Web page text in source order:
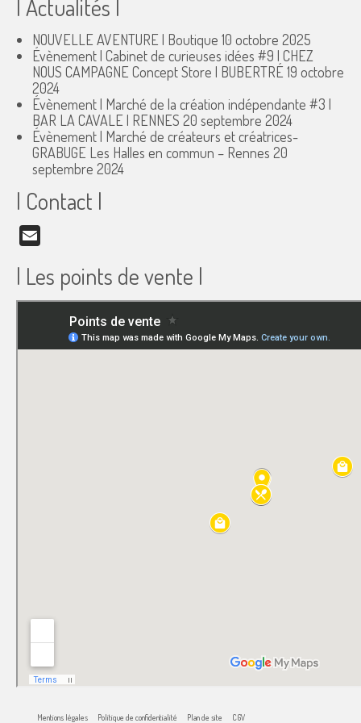
| Actualités |
NOUVELLE AVENTURE | Boutique 10 octobre 2025
Évènement | Cabinet de curieuses idées #9 | CHEZ
NOUS CAMPAGNE Concept Store | BUBERTRÉ 19 octobre
2024
Évènement | Marché de la création indépendante #3 |
BAR LA CAVALE | RENNES 20 septembre 2024
Évènement | Marché de créateurs et créatrices-
GRABUGE Les Halles en commun – Rennes 20
septembre 2024
| Contact |
| Les points de vente |
Mentions légales Politique de confidentialité Plan de site CGV